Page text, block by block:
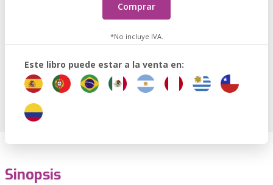
Comprar
*No incluye IVA.
Este libro puede estar a la venta en:
Sinopsis